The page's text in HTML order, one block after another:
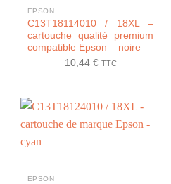
EPSON
C13T18114010 / 18XL –
cartouche qualité premium
compatible Epson – noire
10,44 € TTC
EPSON